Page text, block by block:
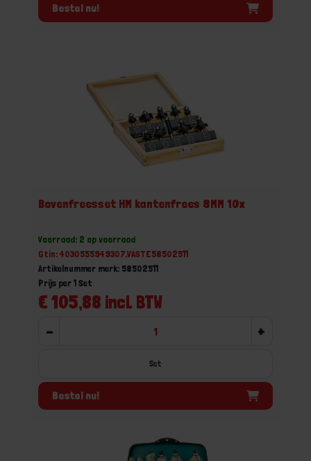
Bestel nu!
Bovenfreesset HM kantenfrees 8MM 10x
Voorraad: 2 op voorraad
Gtin: 4030555949307,VASTE58502511
Artikelnummer merk: 58502511
€ 105,88 incl. BTW
Prijs per 1 Set
- +
Set
Bestel nu!